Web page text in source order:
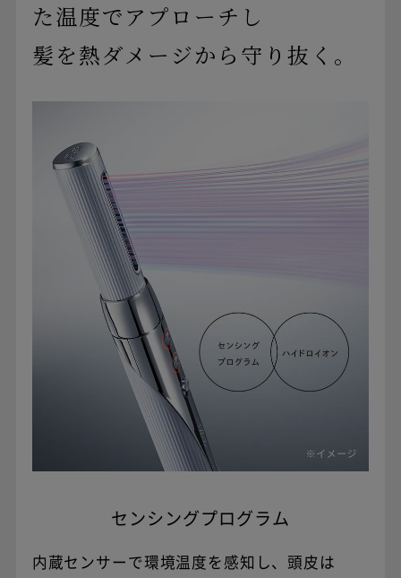
た温度でアプローチし
髪を熱ダメージから守り抜く。
センシングプログラム
内蔵センサーで環境温度を感知し、頭皮は